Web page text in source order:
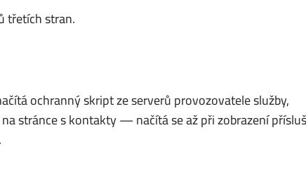
třetích stran.
ochranný skript ze serverů provozovatele služby,
na stránce s kontakty — načítá se až při zobrazení